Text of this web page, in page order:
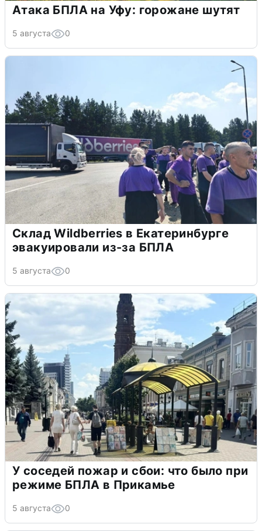
Атака БПЛА на Уфу: горожане шутят
5 августа 0
Склад Wildberries в Екатеринбурге
эвакуировали из-за БПЛА
5 августа 0
У соседей пожар и сбои: что было при
режиме БПЛА в Прикамье
5 августа 0